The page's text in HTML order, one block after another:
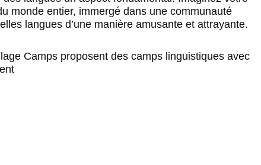
monde entier, immergé dans une communauté
langues d’une manière amusante et attrayante.
Camps proposent des camps linguistiques avec